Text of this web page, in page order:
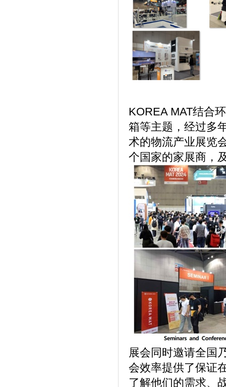
KOREA MAT结合
箱等主题，经过多
术的物流产业展览
个国家的家展商，
展会同时邀请全国
会效率提供了保证
了解他们的需求、